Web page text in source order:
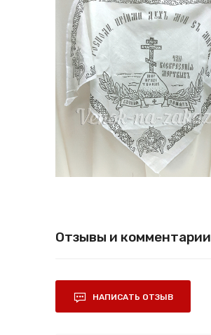
Отзывы и комментарии
НАПИСАТЬ ОТЗЫВ